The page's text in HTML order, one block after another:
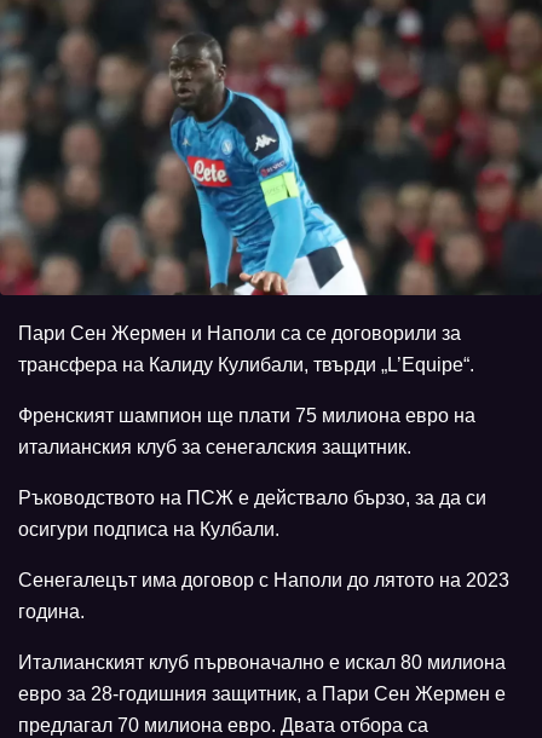
Пари Сен Жермен и Наполи са се договорили за
трансфера на Калиду Кулибали, твърди „L’Equipe“.
Френският шампион ще плати 75 милиона евро на
италианския клуб за сенегалския защитник.
Ръководството на ПСЖ е действало бързо, за да си
осигури подписа на Кулбали.
Сенегалецът има договор с Наполи до лятото на 2023
година.
Италианският клуб първоначално е искал 80 милиона
евро за 28-годишния защитник, а Пари Сен Жермен е
предлагал 70 милиона евро. Двата отбора са